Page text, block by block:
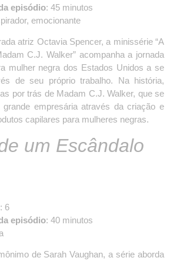
episódio: 45 minutos
emocionante
atriz Octavia Spencer, a minissérie “A
C.J. Walker” acompanha a jornada
mulher negra dos Estados Unidos a se
de seu próprio trabalho. Na história,
por trás de Madam C.J. Walker, que se
empresária através da criação e
capilares para mulheres negras.
um Escândalo
: 6
episódio: 40 minutos
de Sarah Vaughan, a série aborda